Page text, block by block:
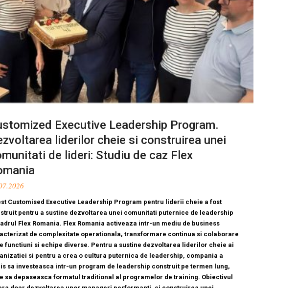
Executive Leadership Program.
liderilor cheie si construirea unei
de lideri: Studiu de caz Flex
Customised Executive Leadership Program pentru liderii cheie a fost
pentru a sustine dezvoltarea unei comunitati puternice de leadership
Flex Romania. Flex Romania activeaza intr-un mediu de business
de complexitate operationala, transformare continua si colaborare
functiuni si echipe diverse. Pentru a sustine dezvoltarea liderilor cheie ai
si pentru a crea o cultura puternica de leadership, compania a
sa investeasca intr-un program de leadership construit pe termen lung,
sa depaseasca formatul traditional al programelor de training. Obiectivul